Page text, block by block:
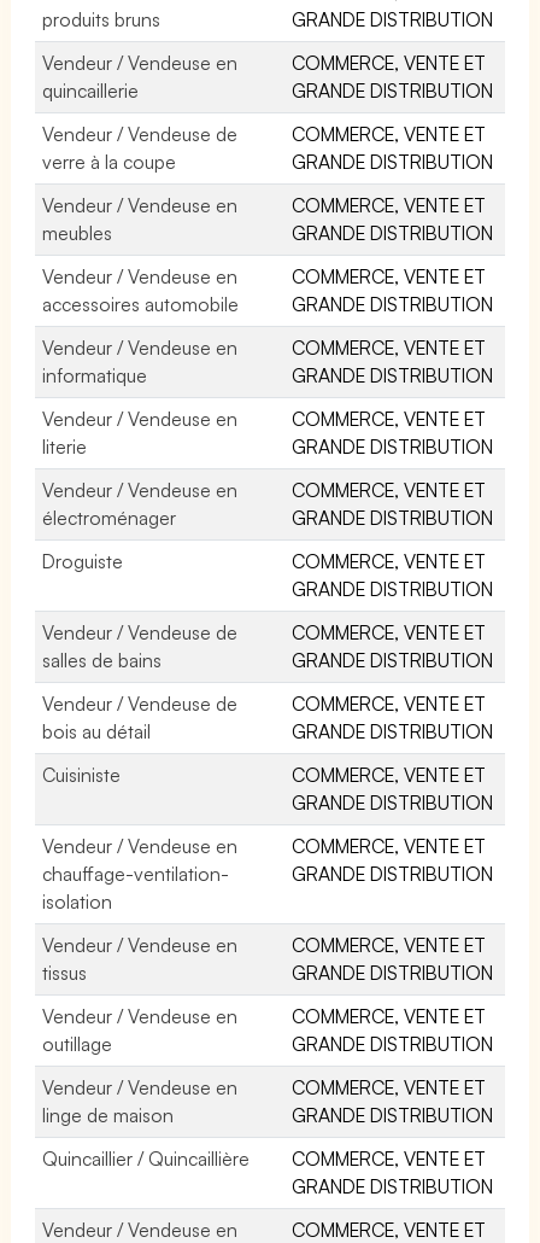
produits bruns
GRANDE DISTRIBUTION
Vendeur / Vendeuse en
quincaillerie
COMMERCE, VENTE ET
GRANDE DISTRIBUTION
Vendeur / Vendeuse de
verre à la coupe
COMMERCE, VENTE ET
GRANDE DISTRIBUTION
Vendeur / Vendeuse en
meubles
COMMERCE, VENTE ET
GRANDE DISTRIBUTION
Vendeur / Vendeuse en
accessoires automobile
COMMERCE, VENTE ET
GRANDE DISTRIBUTION
Vendeur / Vendeuse en
informatique
COMMERCE, VENTE ET
GRANDE DISTRIBUTION
Vendeur / Vendeuse en
literie
COMMERCE, VENTE ET
GRANDE DISTRIBUTION
Vendeur / Vendeuse en
électroménager
COMMERCE, VENTE ET
GRANDE DISTRIBUTION
Droguiste
COMMERCE, VENTE ET
GRANDE DISTRIBUTION
Vendeur / Vendeuse de
salles de bains
COMMERCE, VENTE ET
GRANDE DISTRIBUTION
Vendeur / Vendeuse de
bois au détail
COMMERCE, VENTE ET
GRANDE DISTRIBUTION
Cuisiniste
COMMERCE, VENTE ET
GRANDE DISTRIBUTION
Vendeur / Vendeuse en
chauffage-ventilation-
isolation
COMMERCE, VENTE ET
GRANDE DISTRIBUTION
Vendeur / Vendeuse en
tissus
COMMERCE, VENTE ET
GRANDE DISTRIBUTION
Vendeur / Vendeuse en
outillage
COMMERCE, VENTE ET
GRANDE DISTRIBUTION
Vendeur / Vendeuse en
linge de maison
COMMERCE, VENTE ET
GRANDE DISTRIBUTION
Quincaillier / Quincaillière
COMMERCE, VENTE ET
GRANDE DISTRIBUTION
Vendeur / Vendeuse en
COMMERCE, VENTE ET